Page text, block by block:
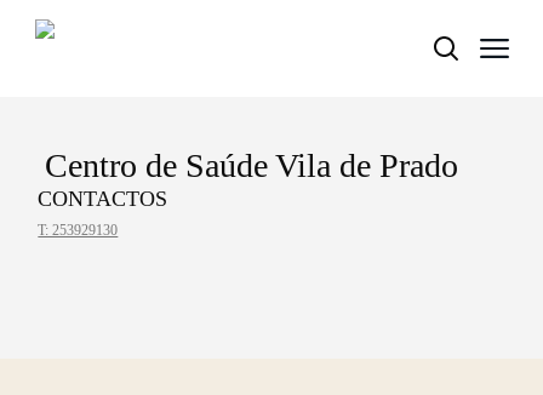
Termo de Pesquisa
Centro de Saúde Vila de Prado
CONTACTOS
T: 253929130